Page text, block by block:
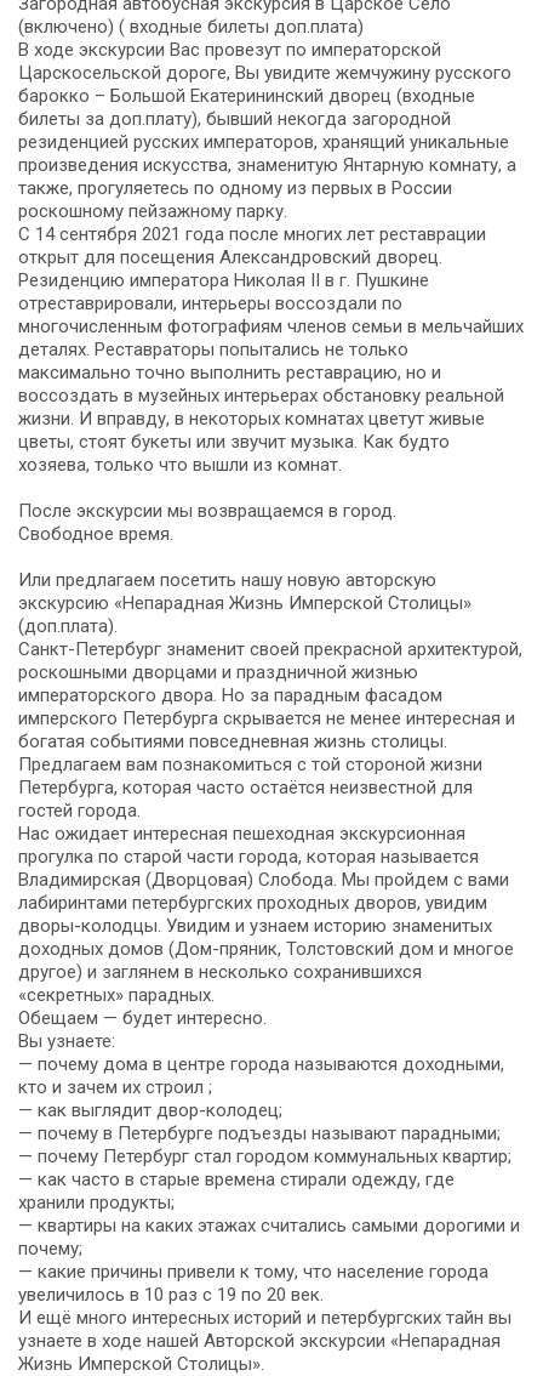
(включено) ( входные билеты доп.плата)
В ходе экскурсии Вас провезут по императорской
Царскосельской дороге, Вы увидите жемчужину русского
барокко – Большой Екатерининский дворец (входные
билеты за доп.плату), бывший некогда загородной
резиденцией русских императоров, хранящий уникальные
произведения искусства, знаменитую Янтарную комнату, а
также, прогуляетесь по одному из первых в России
роскошному пейзажному парку.
C 14 сентября 2021 года после многих лет реставрации
открыт для посещения Александровский дворец.
Резиденцию императора Николая II в г. Пушкине
отреставрировали, интерьеры воссоздали по
многочисленным фотографиям членов семьи в мельчайших
деталях. Реставраторы попытались не только
максимально точно выполнить реставрацию, но и
воссоздать в музейных интерьерах обстановку реальной
жизни. И вправду, в некоторых комнатах цветут живые
цветы, стоят букеты или звучит музыка. Как будто
хозяева, только что вышли из комнат.
После экскурсии мы возвращаемся в город.
Свободное время.
Или предлагаем посетить нашу новую авторскую
экскурсию «Непарадная Жизнь Имперской Столицы»
(доп.плата).
Санкт-Петербург знаменит своей прекрасной архитектурой,
роскошными дворцами и праздничной жизнью
императорского двора. Но за парадным фасадом
имперского Петербурга скрывается не менее интересная и
богатая событиями повседневная жизнь столицы.
Предлагаем вам познакомиться с той стороной жизни
Петербурга, которая часто остаётся неизвестной для
гостей города.
Нас ожидает интересная пешеходная экскурсионная
прогулка по старой части города, которая называется
Владимирская (Дворцовая) Слобода. Мы пройдем с вами
лабиринтами петербургских проходных дворов, увидим
дворы-колодцы. Увидим и узнаем историю знаменитых
доходных домов (Дом-пряник, Толстовский дом и многое
другое) и заглянем в несколько сохранившихся
«секретных» парадных.
Обещаем — будет интересно.
Вы узнаете:
— почему дома в центре города называются доходными,
кто и зачем их строил ;
— как выглядит двор-колодец;
— почему в Петербурге подъезды называют парадными;
— почему Петербург стал городом коммунальных квартир;
— как часто в старые времена стирали одежду, где
хранили продукты;
— квартиры на каких этажах считались самыми дорогими и
почему;
— какие причины привели к тому, что население города
увеличилось в 10 раз с 19 по 20 век.
И ещё много интересных историй и петербургских тайн вы
узнаете в ходе нашей Авторской экскурсии «Непарадная
Жизнь Имперской Столицы».